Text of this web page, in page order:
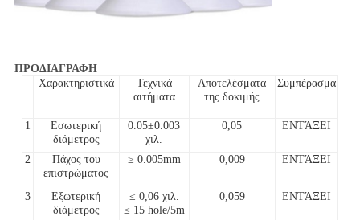
ΠΡΟΔΙΑΓΡΑΦΗ
Χαρακτηριστικά
Τεχνικά
αιτήματα
Αποτελέσματα
της δοκιμής
Συμπέρασμα
1
Εσωτερική
διάμετρος
0.05±0.003
χιλ.
0,05 ΕΝΤΆΞΕΙ
2
Πάχος του
επιστρώματος
≥ 0.005mm 0,009 ΕΝΤΆΞΕΙ
3
Εξωτερική
διάμετρος
≤ 0,06 χιλ.
≤ 15 hole/5m
0,059 ΕΝΤΆΞΕΙ